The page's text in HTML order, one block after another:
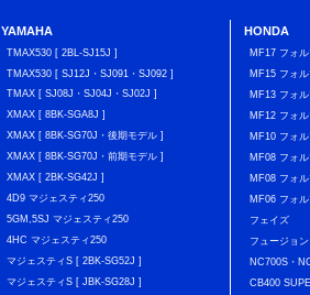
YAMAHA
TMAX530 [ 2BL-SJ15J ]
TMAX530 [ SJ12J・SJ091・SJ092 ]
TMAX [ SJ08J・SJ04J・SJ02J ]
XMAX [ 8BK-SGA8J ]
XMAX [ 8BK-SG70J・後期モデル ]
XMAX [ 8BK-SG70J・前期モデル ]
XMAX [ 2BK-SG42J ]
4D9 マジェスティ250
5GM,5SJ マジェスティ250
4HC マジェスティ250
マジェスティS [ 2BK-SG52J ]
マジェスティS [ JBK-SG28J ]
HONDA
MF17 フォ
MF15 フォ
MF13 フォ
MF12 フォ
MF10 フォ
MF08 フォ
MF08 フォ
MF06 フォ
フェイズ
フュージョン
NC700S・
CB400